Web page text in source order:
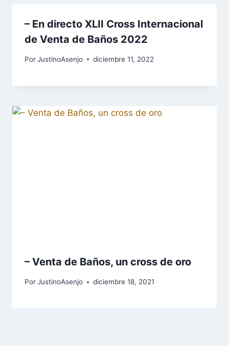
– En directo XLII Cross Internacional
de Venta de Baños 2022
PorJustinoAsenjo diciembre 11, 2022
– Venta de Baños, un cross de oro
PorJustinoAsenjo diciembre 18, 2021